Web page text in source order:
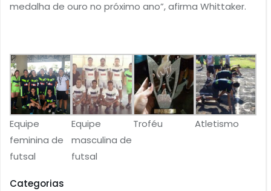
medalha de ouro no próximo ano”, afirma Whittaker.
Equipe
feminina de
futsal
Equipe
masculina de
futsal
Troféu Atletismo
Categorias